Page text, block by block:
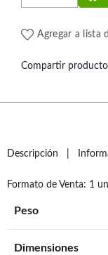
Agregar a lista
Compartir producto
Descripción
Formato de Venta: 1
Peso
Dimensiones